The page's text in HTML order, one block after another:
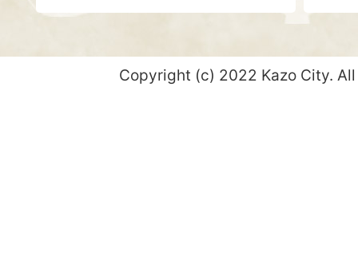
Copyright (c) 2022 Kazo City.